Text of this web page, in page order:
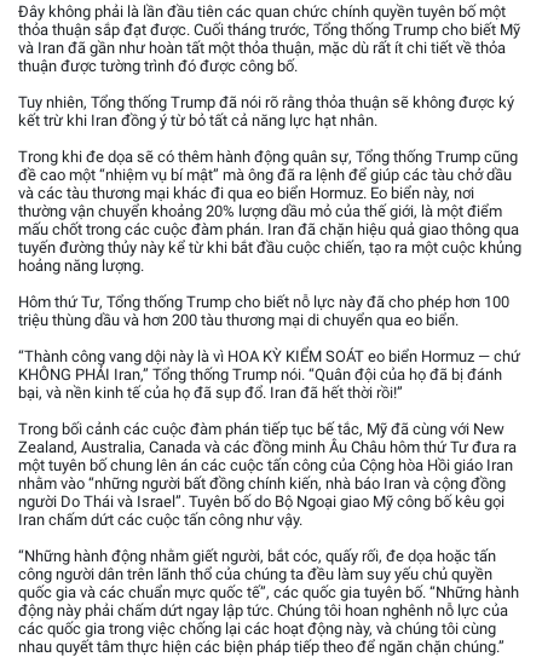
Đây không phải là lần đầu tiên các quan chức chính quyền tuyên bố một
thỏa thuận sắp đạt được. Cuối tháng trước, Tổng thống Trump cho biết Mỹ
và Iran đã gần như hoàn tất một thỏa thuận, mặc dù rất ít chi tiết về thỏa
thuận được tường trình đó được công bố.
Tuy nhiên, Tổng thống Trump đã nói rõ rằng thỏa thuận sẽ không được ký
kết trừ khi Iran đồng ý từ bỏ tất cả năng lực hạt nhân.
Trong khi đe dọa sẽ có thêm hành động quân sự, Tổng thống Trump cũng
đề cao một “nhiệm vụ bí mật” mà ông đã ra lệnh để giúp các tàu chở dầu
và các tàu thương mại khác đi qua eo biển Hormuz. Eo biển này, nơi
thường vận chuyển khoảng 20% lượng dầu mỏ của thế giới, là một điểm
mấu chốt trong các cuộc đàm phán. Iran đã chặn hiệu quả giao thông qua
tuyến đường thủy này kể từ khi bắt đầu cuộc chiến, tạo ra một cuộc khủng
hoảng năng lượng.
Hôm thứ Tư, Tổng thống Trump cho biết nỗ lực này đã cho phép hơn 100
triệu thùng dầu và hơn 200 tàu thương mại di chuyển qua eo biển.
“Thành công vang dội này là vì HOA KỲ KIỂM SOÁT eo biển Hormuz — chứ
KHÔNG PHẢI Iran,” Tổng thống Trump nói. “Quân đội của họ đã bị đánh
bại, và nền kinh tế của họ đã sụp đổ. Iran đã hết thời rồi!”
Trong bối cảnh các cuộc đàm phán tiếp tục bế tắc, Mỹ đã cùng với New
Zealand, Australia, Canada và các đồng minh Âu Châu hôm thứ Tư đưa ra
một tuyên bố chung lên án các cuộc tấn công của Cộng hòa Hồi giáo Iran
nhằm vào “những người bất đồng chính kiến, nhà báo Iran và cộng đồng
người Do Thái và Israel”. Tuyên bố do Bộ Ngoại giao Mỹ công bố kêu gọi
Iran chấm dứt các cuộc tấn công như vậy.
“Những hành động nhằm giết người, bắt cóc, quấy rối, đe dọa hoặc tấn
công người dân trên lãnh thổ của chúng ta đều làm suy yếu chủ quyền
quốc gia và các chuẩn mực quốc tế”, các quốc gia tuyên bố. “Những hành
động này phải chấm dứt ngay lập tức. Chúng tôi hoan nghênh nỗ lực của
các quốc gia trong việc chống lại các hoạt động này, và chúng tôi cùng
nhau quyết tâm thực hiện các biện pháp tiếp theo để ngăn chặn chúng.”